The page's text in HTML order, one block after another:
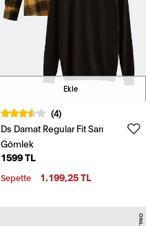
Ekle
(4)
Ds Damat Regular Fit Sarı
Gömlek
1599 TL
Sepette 1.199,25 TL